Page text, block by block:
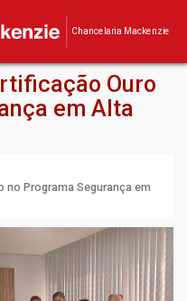
Chancelaria Mackenzie
Ouro
em Alta
Programa Segurança em